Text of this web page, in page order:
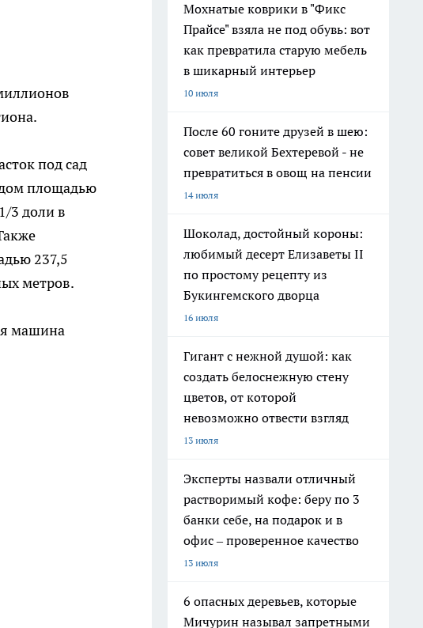
под сад
площадью
3 доли в
237,5
метров.
машина
Мохнатые коврики в "Фикс
Прайсе" взяла не под обувь: вот
как превратила старую мебель
в шикарный интерьер
10 июля
После 60 гоните друзей в шею:
совет великой Бехтеревой - не
превратиться в овощ на пенсии
14 июля
Шоколад, достойный короны:
любимый десерт Елизаветы II
по простому рецепту из
Букингемского дворца
16 июля
Гигант с нежной душой: как
создать белоснежную стену
цветов, от которой
невозможно отвести взгляд
13 июля
Эксперты назвали отличный
растворимый кофе: беру по 3
банки себе, на подарок и в
офис – проверенное качество
13 июля
6 опасных деревьев, которые
Мичурин называл запретными